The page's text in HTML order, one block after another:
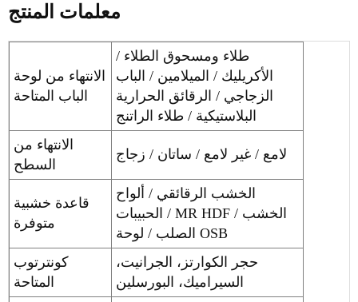
معلمات المنتج
الانتهاء من لوحة
الباب المتاحة
طلاء ومسحوق الطلاء /
الأكريليك / الميلامين / الباب
الزجاجي / الرقائق الحرارية
البلاستيكية / طلاء الراتنج
الانتهاء من
السطح
لامع / غير لامع / ساتان / زجاج
قاعدة خشبية
متوفرة
الخشب الرقائقي / ألواح
الحبيبات / MR HDF / الخشب
الصلب / لوحة OSB
كونترتوب
المتاحة
حجر الكوارتز، الجرانيت،
السيراميك، البورسلين